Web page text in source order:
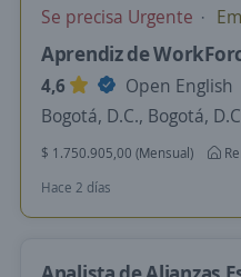
Se precisa Urgente
Aprendiz de
4,6
Open English
Bogotá, D.C., Bogotá,
$ 1.750.905,00 (Mensual)
Hace 2 días